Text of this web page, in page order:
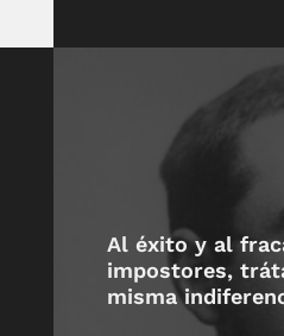
Al éxito y al
impostores,
misma